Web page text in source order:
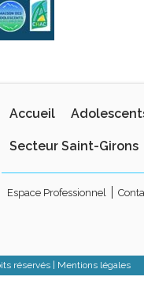
Accueil
Secteur Saint-Girons
Espace Professionnel
réservés | Mentions légales